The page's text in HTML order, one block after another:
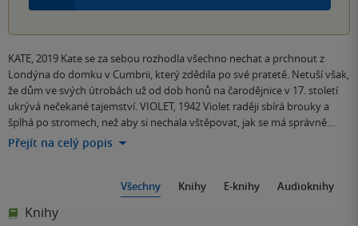
KATE, 2019 Kate se za sebou rozhodla všechno nechat a prchnout z
Londýna do domku v Cumbrii, který zdědila po své pratetě. Netuší však,
že dům ve svých útrobách už od dob honů na čarodějnice v 17. století
ukrývá nečekané tajemství. VIOLET, 1942 Violet raději sbírá brouky a
šplhá po stromech, než aby si nechala vštěpovat, jak se má správně…
Přejít na celý popis
Všechny Knihy E-knihy Audioknihy
Knihy